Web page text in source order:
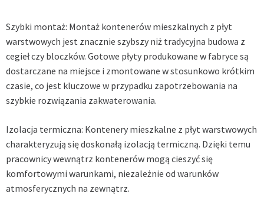
Szybki montaż: Montaż kontenerów mieszkalnych z płyt
warstwowych jest znacznie szybszy niż tradycyjna budowa z
cegieł czy bloczków. Gotowe płyty produkowane w fabryce są
dostarczane na miejsce i zmontowane w stosunkowo krótkim
czasie, co jest kluczowe w przypadku zapotrzebowania na
szybkie rozwiązania zakwaterowania.
Izolacja termiczna: Kontenery mieszkalne z płyt warstwowych
charakteryzują się doskonałą izolacją termiczną. Dzięki temu
pracownicy wewnątrz kontenerów mogą cieszyć się
komfortowymi warunkami, niezależnie od warunków
atmosferycznych na zewnątrz.